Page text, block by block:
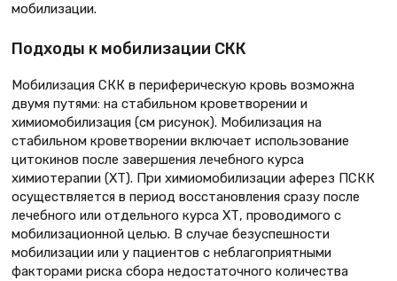
мобилизации.
Подходы к мобилизации СКК
Мобилизация СКК в периферическую кровь возможна
двумя путями: на стабильном кроветворении и
химиомобилизация (см рисунок). Мобилизация на
стабильном кроветворении включает использование
цитокинов после завершения лечебного курса
химиотерапии (ХТ). При химиомобилизации аферез ПСКК
осуществляется в период восстановления сразу после
лечебного или отдельного курса ХТ, проводимого с
мобилизационной целью. В случае безуспешности
мобилизации или у пациентов с неблагоприятными
факторами риска сбора недостаточного количества